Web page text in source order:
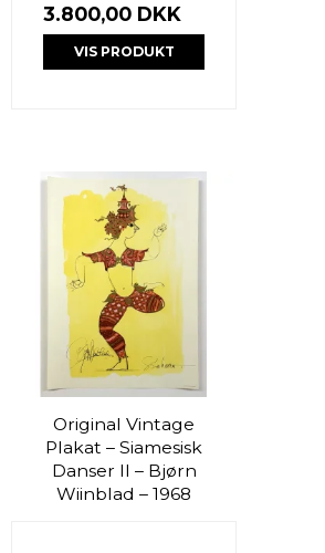
3.800,00 DKK
VIS PRODUKT
Original Vintage
Plakat – Siamesisk
Danser II – Bjørn
Wiinblad – 1968